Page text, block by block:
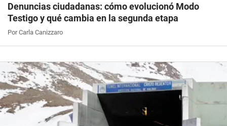
Denuncias ciudadanas: cómo evolucionó Modo
Testigo y qué cambia en la segunda etapa
Por Carla Canizzaro